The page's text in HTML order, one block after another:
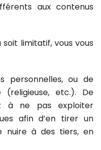
aux contenus
limitatif, vous vous
personnelles, ou de
(religieuse, etc.). De
à ne pas exploiter
afin d’en tirer un
nuire à des tiers, en